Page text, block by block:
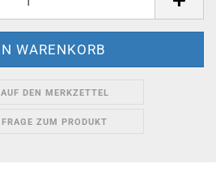
AUF DEN MERKZETTEL
FRAGE ZUM PRODUKT